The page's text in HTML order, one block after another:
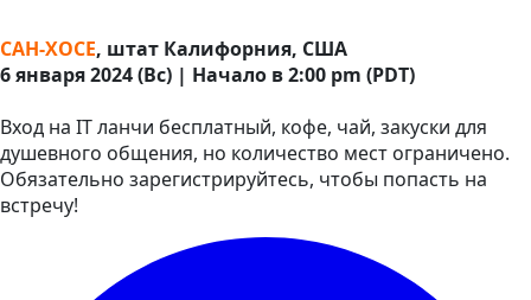
САН-ХОСЕ, штат Калифорния, США
6 января 2024 (Вс) | Начало в 2:00 pm (PDT)
Вход на IT ланчи бесплатный, кофе, чай, закуски для
душевного общения, но количество мест ограничено.
Обязательно зарегистрируйтесь, чтобы попасть на
встречу!